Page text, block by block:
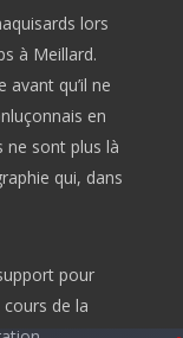
lors
à Meillard.
qu’il ne
en
ne sont plus là
qui, dans
pour
de la